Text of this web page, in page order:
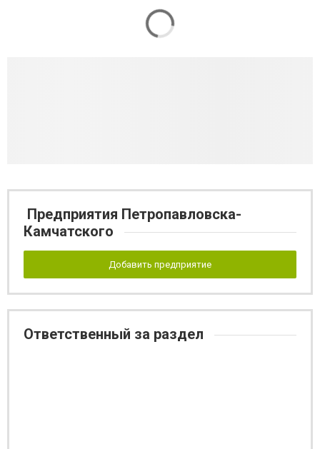
Предприятия Петропавловска-
Камчатского
Добавить предприятие
Ответственный за раздел